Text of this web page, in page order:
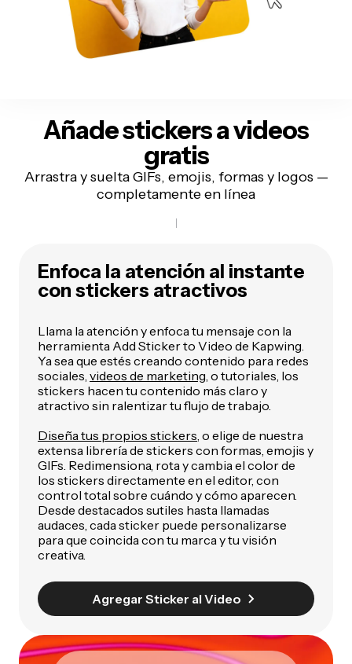
Añade stickers a videos
gratis
Arrastra y suelta GIFs, emojis, formas y logos —
completamente en línea
Enfoca la atención al instante
con stickers atractivos
Llama la atención y enfoca tu mensaje con la
herramienta Add Sticker to Video de Kapwing.
Ya sea que estés creando contenido para redes
sociales, videos de marketing , o tutoriales, los
stickers hacen tu contenido más claro y
atractivo sin ralentizar tu flujo de trabajo.
Diseña tus propios stickers, o elige de nuestra
extensa librería de stickers con formas, emojis y
GIFs. Redimensiona, rota y cambia el color de
los stickers directamente en el editor, con
control total sobre cuándo y cómo aparecen.
Desde destacados sutiles hasta llamadas
audaces, cada sticker puede personalizarse
para que coincida con tu marca y tu visión
creativa.
Agregar Sticker al Video